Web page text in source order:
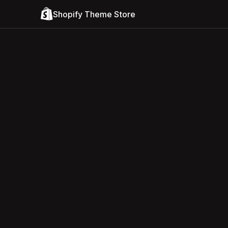
Shopify Theme Store